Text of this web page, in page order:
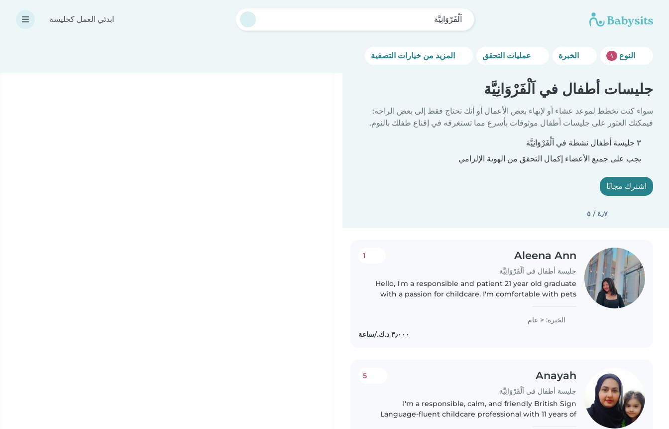
اَلْفَرْوَانِيَّة ابدئي العمل كجليسة
١ المزيد من خيارات التصفية
جليسات أطفال في اَلْفَرْوَانِيَّة
سواء كنت تخطط لموعد عشاء أو لإنهاء بعض الأعمال أو أنك تحتاج فقط إلى بعض الراحة:
فيمكنك العثور على جليسات أطفال موثوقات بأسرع مما تستغرقه في إقناع طفلك بالنوم.
٣ جليسة أطفال نشطة في اَلْفَرْوَانِيَّة
يجب على جميع الأعضاء إكمال التحقق من الهوية الإلزامي
اشترك مجانًا
٤٫٧ / ٥
Aleena Ann
جليسة أطفال في اَلْفَرْوَانِيَّة
1
Hello, I'm a responsible and patient 21 year old graduate
with a passion for childcare. I'm comfortable with pets
and playing..
الخبرة: < عام
Anayah
جليسة أطفال في اَلْفَرْوَانِيَّة
5
I'm a responsible, calm, and friendly British Sign
Language-fluent childcare professional with 11 years of